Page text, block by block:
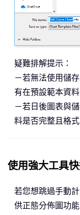
疑難排解提示：
－若無法使用儲
有在預設範本資
－若日後圖表與
料是否完整且格式
使用強大工具
若您想跳過手動
供正態分佈圖功